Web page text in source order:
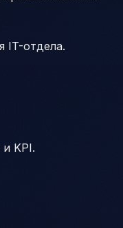
IT-отдела.
KPI.